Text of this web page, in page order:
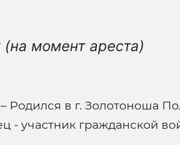
момент ареста)
– Родился в г. Золотоноша
- участник гражданской